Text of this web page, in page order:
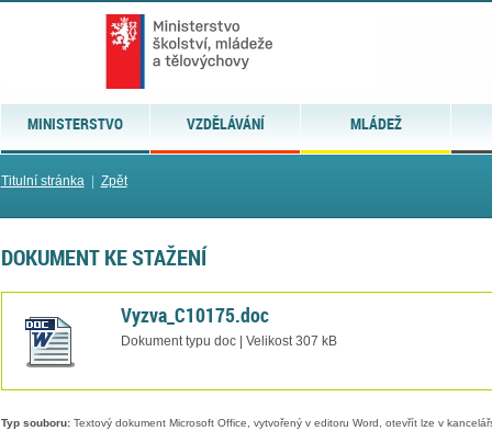
MINISTERSTVO VZDĚLÁVÁNÍ MLÁDEŽ
Titulní stránka| Zpět
DOKUMENT KE STAŽENÍ
Vyzva_C10175.doc
Dokument typu doc | Velikost 307 kB
Typ souboru:Textový dokument Microsoft Office, vytvořený v editoru Word, otevřít lze v